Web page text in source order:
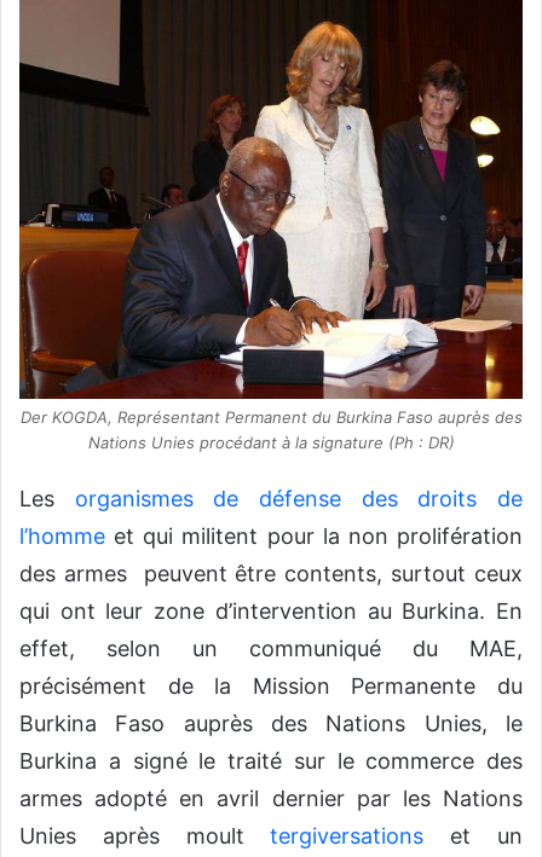
Der KOGDA, Représentant Permanent du Burkina Faso auprès des
Nations Unies procédant à la signature (Ph : DR)
Les organismes de défense des droits de
l’homme et qui militent pour la non prolifération
des armes peuvent être contents, surtout ceux
qui ont leur zone d’intervention au Burkina. En
effet, selon un communiqué du MAE,
précisément de la Mission Permanente du
Burkina Faso auprès des Nations Unies, le
Burkina a signé le traité sur le commerce des
armes adopté en avril dernier par les Nations
Unies après moulttergiversations et un